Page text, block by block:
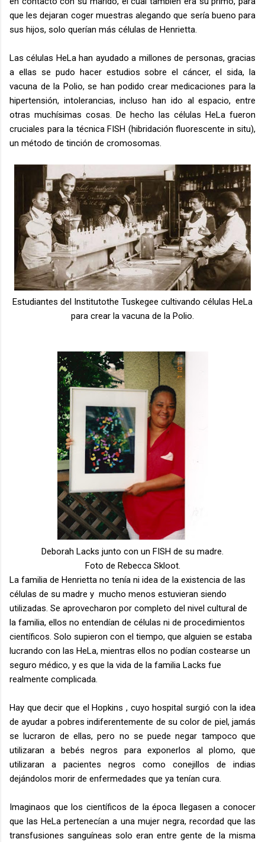
que les dejaran coger muestras alegando que sería bueno para
sus hijos, solo querían más células de Henrietta.
Las células HeLa han ayudado a millones de personas, gracias
a ellas se pudo hacer estudios sobre el cáncer, el sida, la
vacuna de la Polio, se han podido crear medicaciones para la
hipertensión, intolerancias, incluso han ido al espacio, entre
otras muchísimas cosas. De hecho las células HeLa fueron
cruciales para la técnica FISH (hibridación fluorescente in situ),
un método de tinción de cromosomas.
Estudiantes del Institutothe Tuskegee cultivando células HeLa
para crear la vacuna de la Polio.
Deborah Lacks junto con un FISH de su madre.
Foto de Rebecca Skloot.
La familia de Henrietta no tenía ni idea de la existencia de las
células de su madre y mucho menos estuvieran siendo
utilizadas. Se aprovecharon por completo del nivel cultural de
la familia, ellos no entendían de células ni de procedimientos
científicos. Solo supieron con el tiempo, que alguien se estaba
lucrando con las HeLa, mientras ellos no podían costearse un
seguro médico, y es que la vida de la familia Lacks fue
realmente complicada.
Hay que decir que el Hopkins , cuyo hospital surgió con la idea
de ayudar a pobres indiferentemente de su color de piel, jamás
se lucraron de ellas, pero no se puede negar tampoco que
utilizaran a bebés negros para exponerlos al plomo, que
utilizaran a pacientes negros como conejillos de indias
dejándolos morir de enfermedades que ya tenían cura.
Imaginaos que los científicos de la época llegasen a conocer
que las HeLa pertenecían a una mujer negra, recordad que las
transfusiones sanguíneas solo eran entre gente de la misma